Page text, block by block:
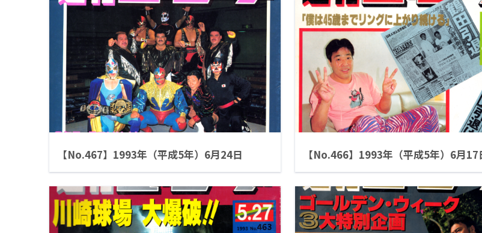
【No.467】1993年（平成5年）6月24日 【No.466】1993年（平成5年）6月17